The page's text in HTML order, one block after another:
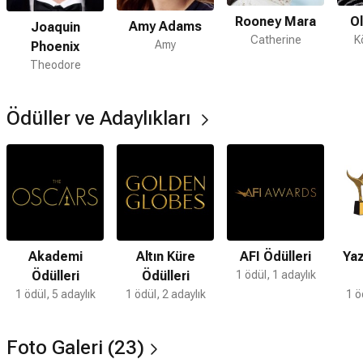
Ne zaman çıktı?
14 Şubat 2025
Aşk filmi
IMDb puanı kaç?
8.0
Aşk filmi hangi tür?
Romantik,Bilim Kurgu ,Dram
Nereden izleyebilirim, hangi platformda var?
Netflix'te var mı?
Joaquin
Phoenix
Theodore
Amy Adams
Amy
Rooney Mara
Catherine
Ödüller ve Adaylıkları
Akademi
Ödülleri
1 ödül, 5 adaylık
Altın Küre
Ödülleri
1 ödül, 2 adaylık
AFI Ödülleri
1 ödül, 1 adaylık
1
Foto Galeri (23)